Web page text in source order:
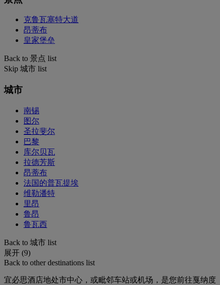
克鲁瓦塞特大道
昂蒂布
皇家堡垒
Back to 景点 list
Skip 城市 list
城市
南锡
图尔
圣拉斐尔
巴黎
库尔贝瓦
拉德芳斯
昂蒂布
法国的普瓦提埃
维勒潘特
里昂
鲁昂
鲁瓦西
Back to 城市 list
展开 (9)
Back to other destinations list
宜必思酒店地处市中心，或毗邻车站或机场，是您前往戛纳度